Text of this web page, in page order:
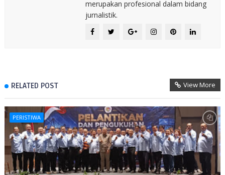
merupakan profesional dalam bidang
jurnalistik.
RELATED POST View More
PERISTIWA